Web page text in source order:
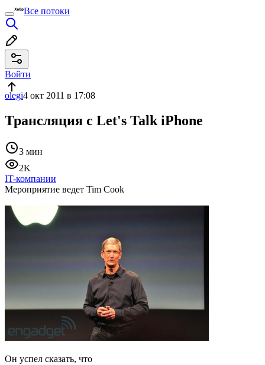
Все потоки
Войти
olegi4 окт 2011 в 17:08
Трансляция с Let's Talk iPhone
3 мин
2K
IT-компании
Мероприятие ведет Tim Cook
Он успел сказать, что